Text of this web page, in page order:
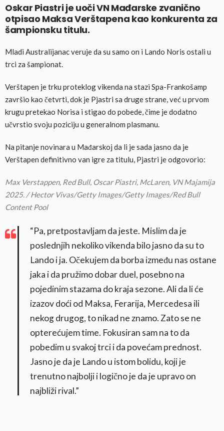
Oskar Piastri je uoči VN Mađarske zvanično
otpisao Maksa Verštapena kao konkurenta za
šampionsku titulu.
Mladi Australijanac veruje da su samo on i Lando Noris ostali u
trci za šampionat.
Verštapen je trku proteklog vikenda na stazi Spa-Frankošamp
završio kao četvrti, dok je Pjastri sa druge strane, već u prvom
krugu pretekao Norisa i stigao do pobede, čime je dodatno
učvrstio svoju poziciju u generalnom plasmanu.
Na pitanje novinara u Mađarskoj da li je sada jasno da je
Verštapen definitivno van igre za titulu, Pjastri je odgovorio:
Max Verstappen, Red Bull, Oscar Piastri, McLaren, VN Majamija
2025. / Hector Vivas/Getty Images/Getty Images/Red Bull
Content Pool
“Pa, pretpostavljam da jeste. Mislim da je
poslednjih nekoliko vikenda bilo jasno da su to
Lando i ja. Očekujem da borba između nas ostane
jaka i da pružimo dobar duel, posebno na
pojedinim stazama do kraja sezone. Ali da li će
izazov doći od Maksa, Ferarija, Mercedesa ili
nekog drugog, to nikad ne znamo. Zato se ne
opterećujem time. Fokusiran sam na to da
pobedim u svakoj trci i da povećam prednost.
Jasno je da je Lando u istom bolidu, koji je
trenutno najbolji i logično je da je upravo on
najbliži rival.”